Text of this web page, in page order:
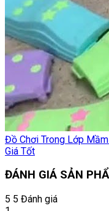
Đồ Chơi Trong Lớp
Giá Tốt
ĐÁNH GIÁ SẢN
5 5 Đánh giá